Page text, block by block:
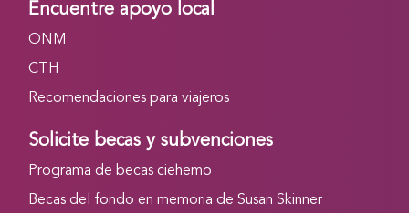
Encuentre apoyo local
ONM
CTH
Recomendaciones para viajeros
Solicite becas y subvenciones
Programa de becas ciehemo
Becas del fondo en memoria de Susan Skinner